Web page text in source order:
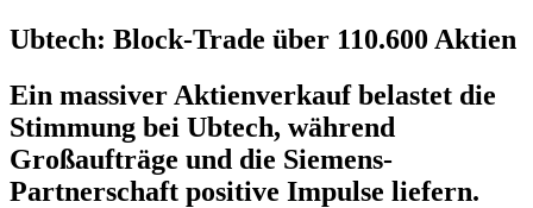
Ubtech: Block-Trade über 110.600 Aktien
Ein massiver Aktienverkauf belastet die
Stimmung bei Ubtech, während
Großaufträge und die Siemens-
Partnerschaft positive Impulse liefern.